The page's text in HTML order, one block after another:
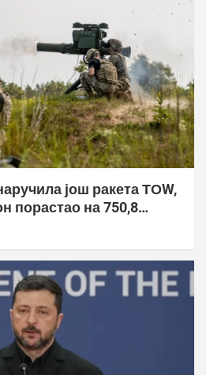
још ракета ТОW,
порастао на 750,8